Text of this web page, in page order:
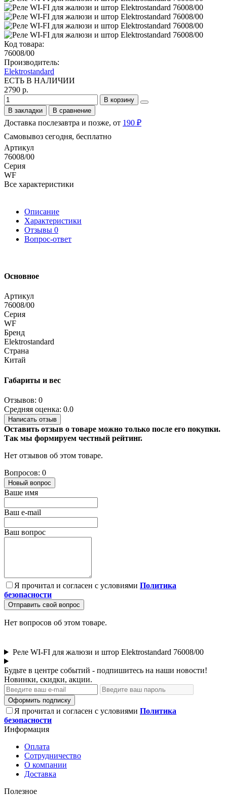
Код товара:
76008/00
Производитель:
Elektrostandard
ЕСТЬ В НАЛИЧИИ
2790 р.
В корзину
В закладки
В сравнение
Доставка послезавтра и позже, от 190 ₽
Самовывоз сегодня, бесплатно
Артикул
76008/00
Серия
WF
Все характеристики
Описание
Характеристики
Отзывы 0
Вопрос-ответ
Основное
Артикул
76008/00
Серия
WF
Бренд
Elektrostandard
Страна
Китай
Габариты и вес
Отзывов: 0
Средняя оценка: 0.0
Написать отзыв
Оставить отзыв о товаре можно только после его покупки.
Так мы формируем честный рейтинг.
Нет отзывов об этом товаре.
Вопросов: 0
Новый вопрос
Ваше имя
Ваш e-mail
Ваш вопрос
Я прочитал и согласен с условиями Политика
безопасности
Отправить свой вопрос
Нет вопросов об этом товаре.
Реле WI-FI для жалюзи и штор Elektrostandard 76008/00
Будьте в центре событий - подпишитесь на наши новости!
Новинки, скидки, акции.
Оформить подписку
Я прочитал и согласен с условиями Политика
безопасности
Информация
Оплата
Сотрудничество
О компании
Доставка
Полезное